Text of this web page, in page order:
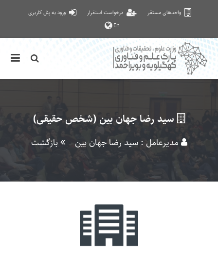
واحدهای مستقر درخواست استقرار
ورود به پنل کاربری
En
سید رضا جهان بین (شخص حقیقی)
مدیرعامل : سید رضا جهان بین بازگشت